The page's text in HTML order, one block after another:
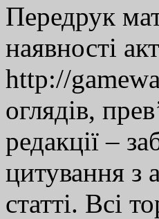
Передрук
наявності
http://
оглядів,
редакції –
цитування з
статті. Всі